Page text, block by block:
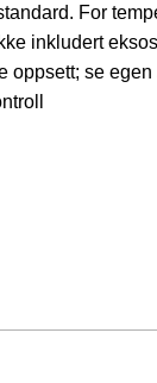
For
inkludert
oppsett; se